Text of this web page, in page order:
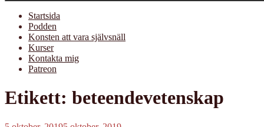
Startsida
Podden
Konsten att vara självsnäll
Kurser
Kontakta mig
Patreon
Etikett: beteendevetenskap